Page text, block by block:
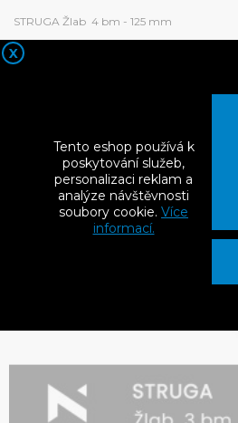
X
Tento eshop používá k
poskytování služeb,
personalizaci reklam a
analýze návštěvnosti
soubory cookie. Více
informací.
STRUGA Žlab 4 bm - 125 mm
949 Kč S DPH